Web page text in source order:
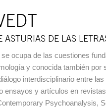
ASTURIAS DE LAS
ocupa de las cuestiones
y conocida también por
interdisciplinario entre
ensayos y artículos en
Psychoanalysis,